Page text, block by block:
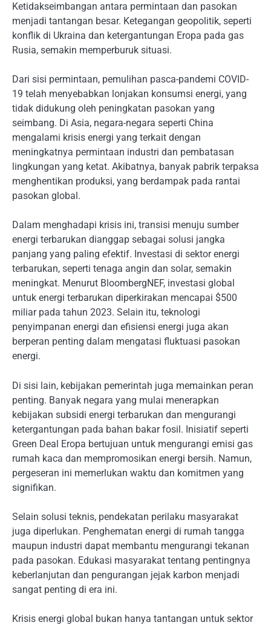
Ketidakseimbangan antara permintaan dan pasokan
menjadi tantangan besar. Ketegangan geopolitik, seperti
konflik di Ukraina dan ketergantungan Eropa pada gas
Rusia, semakin memperburuk situasi.
Dari sisi permintaan, pemulihan pasca-pandemi COVID-
19 telah menyebabkan lonjakan konsumsi energi, yang
tidak didukung oleh peningkatan pasokan yang
seimbang. Di Asia, negara-negara seperti China
mengalami krisis energi yang terkait dengan
meningkatnya permintaan industri dan pembatasan
lingkungan yang ketat. Akibatnya, banyak pabrik terpaksa
menghentikan produksi, yang berdampak pada rantai
pasokan global.
Dalam menghadapi krisis ini, transisi menuju sumber
energi terbarukan dianggap sebagai solusi jangka
panjang yang paling efektif. Investasi di sektor energi
terbarukan, seperti tenaga angin dan solar, semakin
meningkat. Menurut BloombergNEF, investasi global
untuk energi terbarukan diperkirakan mencapai $500
miliar pada tahun 2023. Selain itu, teknologi
penyimpanan energi dan efisiensi energi juga akan
berperan penting dalam mengatasi fluktuasi pasokan
energi.
Di sisi lain, kebijakan pemerintah juga memainkan peran
penting. Banyak negara yang mulai menerapkan
kebijakan subsidi energi terbarukan dan mengurangi
ketergantungan pada bahan bakar fosil. Inisiatif seperti
Green Deal Eropa bertujuan untuk mengurangi emisi gas
rumah kaca dan mempromosikan energi bersih. Namun,
pergeseran ini memerlukan waktu dan komitmen yang
signifikan.
Selain solusi teknis, pendekatan perilaku masyarakat
juga diperlukan. Penghematan energi di rumah tangga
maupun industri dapat membantu mengurangi tekanan
pada pasokan. Edukasi masyarakat tentang pentingnya
keberlanjutan dan pengurangan jejak karbon menjadi
sangat penting di era ini.
Krisis energi global bukan hanya tantangan untuk sektor